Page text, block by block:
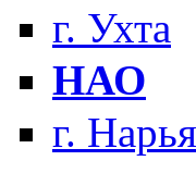
г. Ухта
НАО
г.